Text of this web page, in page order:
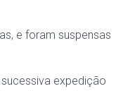
e foram suspensas
expedição